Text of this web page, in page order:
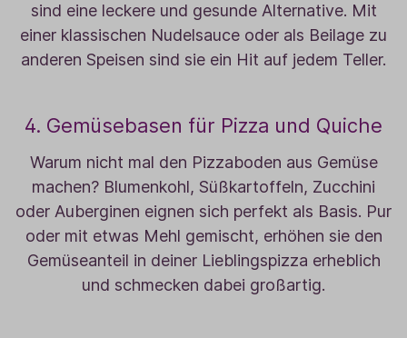
sind eine leckere und gesunde Alternative. Mit
einer klassischen Nudelsauce oder als Beilage zu
anderen Speisen sind sie ein Hit auf jedem Teller.
4. Gemüsebasen für Pizza und Quiche
Warum nicht mal den Pizzaboden aus Gemüse
machen? Blumenkohl, Süßkartoffeln, Zucchini
oder Auberginen eignen sich perfekt als Basis. Pur
oder mit etwas Mehl gemischt, erhöhen sie den
Gemüseanteil in deiner Lieblingspizza erheblich
und schmecken dabei großartig.